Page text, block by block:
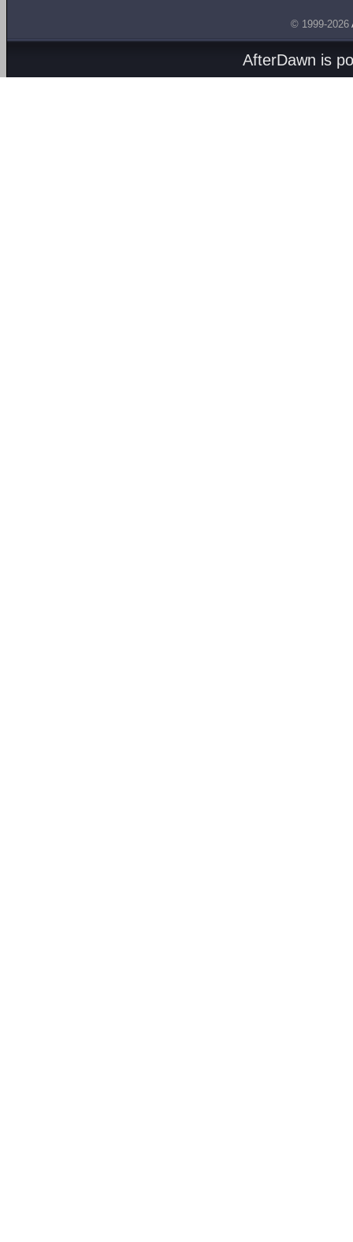
© 1999-2026
AfterDawn is